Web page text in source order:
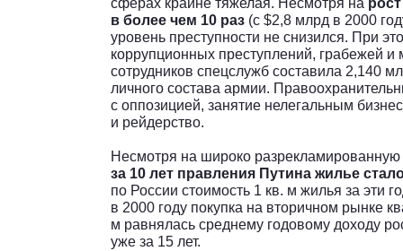
в более чем 10 раз (с $2,8 млрд в 2000
уровень преступности не снизился. При
коррупционных преступлений, грабежей
сотрудников спецслужб составила 2,140
личного состава армии.
с оппозицией, занятие нелегальным
и рейдерство.
Несмотря на широко
за 10 лет правления Путина жилье
по России стоимость 1 кв. м жилья за эти
в 2000 году покупка на вторичном рынке
м равнялась среднему годовому доходу
уже за 15 лет.